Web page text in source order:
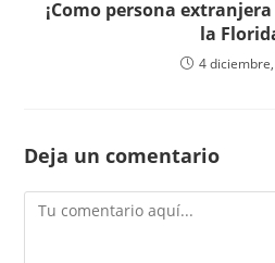
¡Como persona
la
4
Deja un comentario